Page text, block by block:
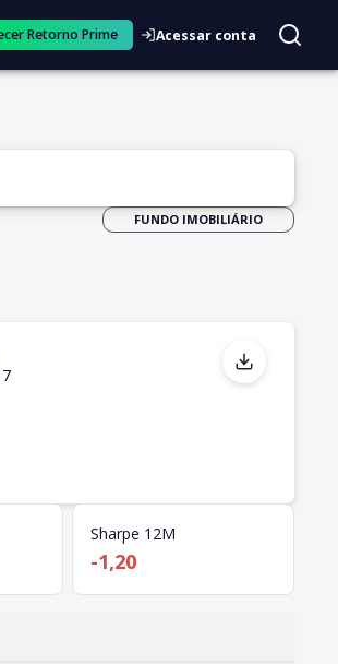
Retorno Prime Acessar conta
FUNDO IMOBILIÁRIO
Sharpe 12M
-1,20